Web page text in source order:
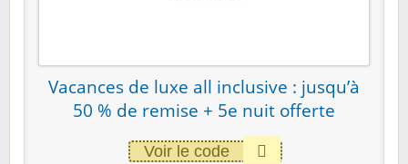
Vacances de luxe all inclusive : jusqu’à
50 % de remise + 5e nuit offerte
Voir le code